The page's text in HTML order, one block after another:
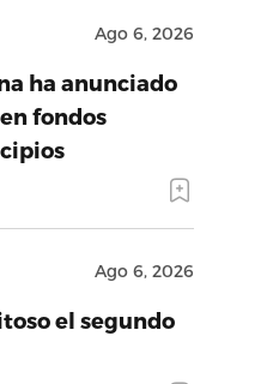
Ago 6, 2026
ha anunciado
fondos
Ago 6, 2026
el segundo